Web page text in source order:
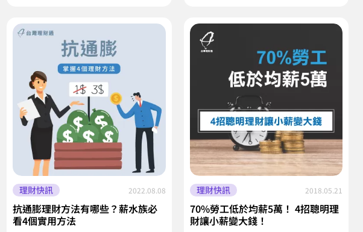
理財快訊 2022.08.08
抗通膨理財方法有哪些？薪水族必
看4個實用方法
理財快訊 2018.05.21
70%勞工低於均薪5萬！ 4招聰明理
財讓小薪變大錢！